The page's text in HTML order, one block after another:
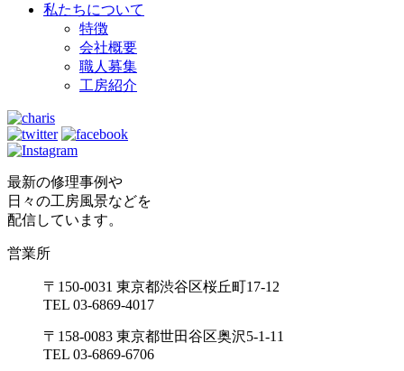
私たちについて
特徴
会社概要
職人募集
工房紹介
最新の修理事例や
日々の工房風景などを
配信しています。
営業所
〒150-0031 東京都渋谷区桜丘町17-12
TEL 03-6869-4017
〒158-0083 東京都世田谷区奥沢5-1-11
TEL 03-6869-6706